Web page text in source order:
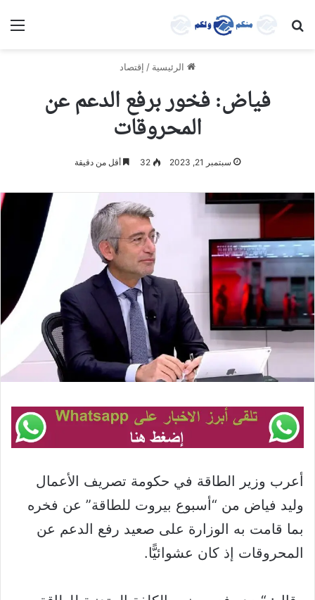
بحث عن
الرئيسية / إقتصاد
فياض: فخور برفع الدعم عن
المحروقات
سبتمبر 21, 2023 32 أقل من دقيقة
أعرب وزير الطاقة في حكومة تصريف الأعمال
وليد فياض من “أسبوع بيروت للطاقة” عن فخره
بما قامت به الوزارة على صعيد رفع الدعم عن
المحروقات إذ كان عشوائيًّا.